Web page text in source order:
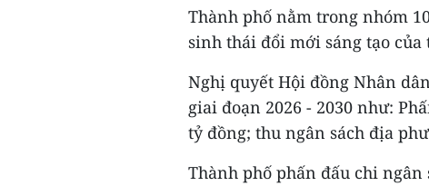
Thành phố nằm trong nhóm
sinh thái đổi mới sáng tạo
Nghị quyết Hội đồng Nhân
giai đoạn 2026 - 2030 như:
tỷ đồng; thu ngân sách địa
Thành phố phấn đấu chi